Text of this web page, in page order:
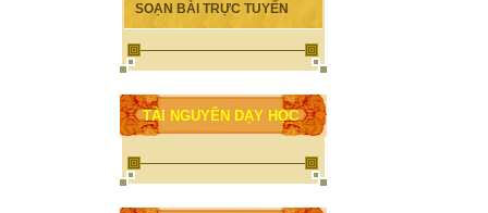
SOẠN BÀI TRỰC TUYẾN
TÀI NGUYÊN DẠY HỌC